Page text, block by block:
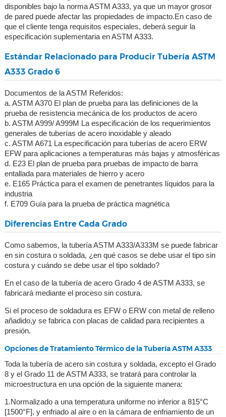
disponibles bajo la norma ASTM A333, ya que un mayor grosor
de pared puede afectar las propiedades de impacto.En caso de
que el cliente tenga requisitos especiales, deberá seguir la
especificación suplementaria en ASTM A333.
Estándar Relacionado para Producir Tubería ASTM
A333 Grado 6
Documentos de la ASTM Referidos:
a. ASTM A370 El plan de prueba para las definiciones de la
prueba de resistencia mecánica de los productos de acero
b. ASTM A999/ A999M La especificación de los requerimientos
generales de tuberías de acero inoxidable y aleado
c. ASTM A671 La especificación para tuberías de acero ERW
EFW para aplicaciones a temperaturas más bajas y atmosféricas
d. E23 El plan de prueba para pruebas de impacto de barra
entallada para materiales de hierro y acero
e. E165 Práctica para el examen de penetrantes líquidos para la
industria
f. E709 Guía para la prueba de práctica magnética
Diferencias Entre Cada Grado
Como sabemos, la tubería ASTM A333/A333M se puede fabricar
en sin costura o soldada, ¿en qué casos se debe usar el tipo sin
costura y cuándo se debe usar el tipo soldado?
En el caso de la tubería de acero Grado 4 de ASTM A333, se
fabricará mediante el proceso sin costura.
Si el proceso de soldadura es EFW o ERW con metal de relleno
añadido,y se fabrica con placas de calidad para recipientes a
presión.
Opciones de Tratamiento Térmico de la Tubería ASTM A333
Toda la tubería de acero sin costura y soldada, excepto el Grado
8 y el Grado 11 de ASTM A333, se tratará para controlar la
microestructura en una opción de la siguiente manera:
1.Normalizado a una temperatura uniforme no inferior a 815°C
[1500°F], y enfriado al aire o en la cámara de enfriamiento de un